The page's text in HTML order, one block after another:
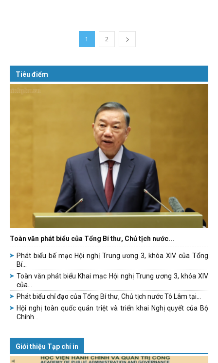
1 2
Tiêu điểm
Toàn văn phát biểu của Tổng Bí thư, Chủ tịch nước...
Phát biểu bế mạc Hội nghị Trung ương 3, khóa XIV của Tổng
Bí...
Toàn văn phát biểu Khai mạc Hội nghị Trung ương 3, khóa XIV
của...
Phát biểu chỉ đạo của Tổng Bí thư, Chủ tịch nước Tô Lâm tại...
Hội nghị toàn quốc quán triệt và triển khai Nghị quyết của Bộ
Chính...
Giới thiệu Tạp chí in